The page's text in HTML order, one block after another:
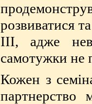
розвиватися
ІІІ, адже
самотужки не
Кожен з
партнерство